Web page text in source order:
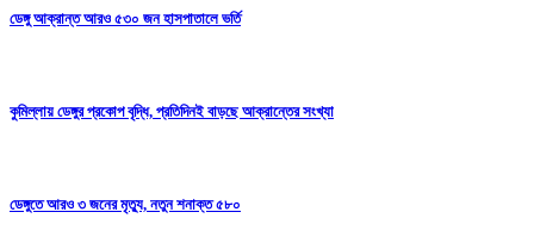
ডেঙ্গু আক্রান্ত আরও ৫৩০ জন হাসপাতালে ভর্তি
কুমিল্লায় ডেঙ্গুর প্রকোপ বৃদ্ধি, প্রতিদিনই বাড়ছে আক্রান্তের সংখ্যা
ডেঙ্গুতে আরও ৩ জনের মৃত্যু, নতুন শনাক্ত ৫৮০